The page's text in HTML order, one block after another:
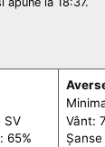
SV
: 65%
Vânt: